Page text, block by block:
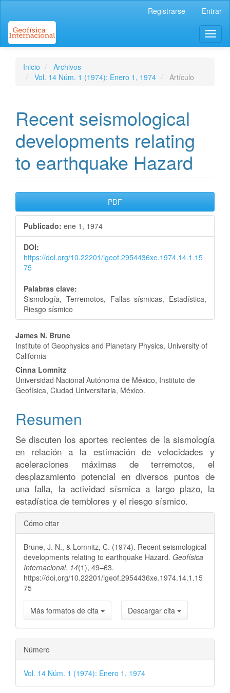
Contenido
principal
Barra
Registrarse Entrar
Inicio
Archivos
Vol. 14 Núm. 1 (1974): Enero 1, 1974
Artículo
Recent seismological
developments relating
to earthquake Hazard
Barra
lateral
del
artículo
PDF
Publicado: ene 1, 1974
DOI:
https://doi.org/10.22201/igeof.2954436xe.1974.14.1.15
75
Palabras clave:
Sismología, Terremotos, Fallas sísmicas, Estadística,
Riesgo sísmico
Contenido
principal
del
artículo
James N. Brune
Institute of Geophysics and Planetary Physics, University of
California
Cinna Lomnitz
Universidad Nacional Autónoma de México, Instituto de
Geofísica, Ciudad Universitaria, México.
Resumen
Se discuten los aportes recientes de la sismología
en relación a la estimación de velocidades y
aceleraciones máximas de terremotos, el
desplazamiento potencial en diversos puntos de
una falla, la actividad sísmica a largo plazo, la
estadística de temblores y el riesgo sísmico.
Detalles
del
artículo
Cómo citar
Brune, J. N., & Lomnitz, C. (1974). Recent seismological
developments relating to earthquake Hazard. Geofísica
Internacional, 14(1), 49–63.
https://doi.org/10.22201/igeof.2954436xe.1974.14.1.15
75
Más formatos de cita Descargar cita
Número
Vol. 14 Núm. 1 (1974): Enero 1, 1974